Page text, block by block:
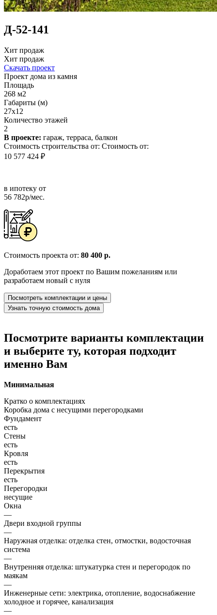
Д-52-141
Хит продаж
Хит продаж
Скачать проект
Проект дома из камня
Площадь
268 м2
Габариты (м)
27x12
Количество этажей
2
В проекте: гараж, терраса, балкон
Стоимость строительства от: Стоимость от:
10 577 424 ₽
в ипотеку от
56 782р/мес.
Стоимость проекта от: 80 400 р.
Доработаем этот проект по Вашим пожеланиям или
разработаем новый с нуля
Посмотреть комплектации и цены
Узнать точную стоимость дома
Посмотрите варианты комплектации
и выберите ту, которая подходит
именно Вам
Минимальная
Кратко о комплектациях
Коробка дома с несущими перегородками
Фундамент
есть
Стены
есть
Кровля
есть
Перекрытия
есть
Перегородки
несущие
Окна
—
Двери входной группы
—
Наружная отделка: отделка стен, отмостки, водосточная
система
—
Внутренняя отделка: штукатурка стен и перегородок по
маякам
—
Инженерные сети: электрика, отопление, водоснабжение
холодное и горячее, канализация
—